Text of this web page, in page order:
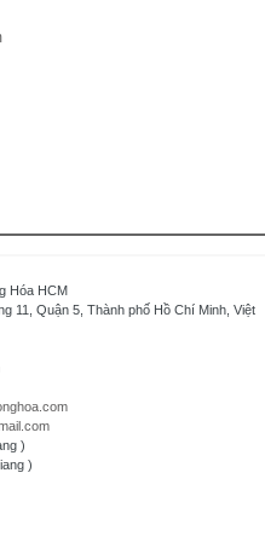
Hóa HCM
11, Quận 5, Thành phố Hồ Chí Minh, Việt
)
)